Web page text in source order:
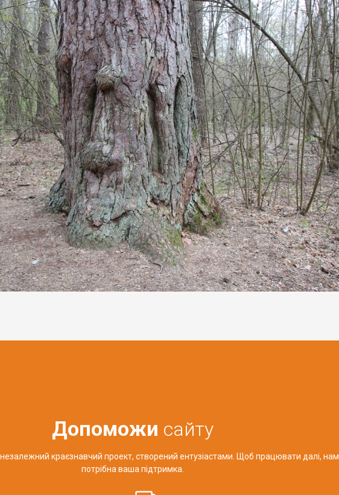
Допоможи сайту
- незалежний краєзнавчий проект, створений ентузіастами. Щоб працювати далі, нам
потрібна ваша підтримка.